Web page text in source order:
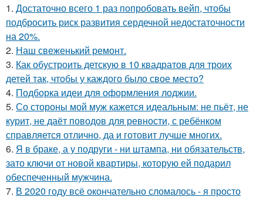
1. Достаточно всего 1 раз попробовать вейп, чтобы
подбросить риск развития сердечной недостаточности
на 20%.
2. Наш свеженький ремонт.
3. Как обустроить детскую в 10 квадратов для троих
детей так, чтобы у каждого было свое место?
4. Подборка идеи для оформления лоджии.
5. Со стороны мой муж кажется идеальным: не пьёт, не
курит, не даёт поводов для ревности, с ребёнком
справляется отлично, да и готовит лучше многих.
6. Я в браке, а у подруги - ни штампа, ни обязательств,
зато ключи от новой квартиры, которую ей подарил
обеспеченный мужчина.
7. В 2020 году всё окончательно сломалось - я просто